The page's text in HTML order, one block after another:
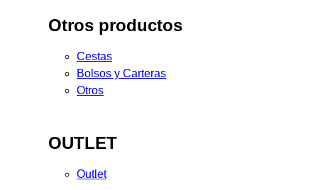
Otros productos
Cestas
Bolsos y Carteras
Otros
OUTLET
Outlet